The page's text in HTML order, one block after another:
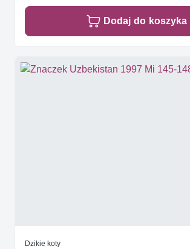
Dodaj do koszyka
Dzikie koty